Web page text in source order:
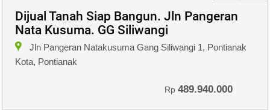
Dijual Tanah Siap Bangun. Jln Pangeran
Nata Kusuma. GG Siliwangi
Jln Pangeran Natakusuma Gang Siliwangi 1, Pontianak
Kota, Pontianak
Rp489.940.000